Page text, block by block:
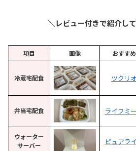
＼レビュー付きで紹介し
項目 画像 おすすめ
冷蔵宅配食 ツクリオ
弁当宅配食 ライフミ
ウォーター
サーバー
ピュアラ